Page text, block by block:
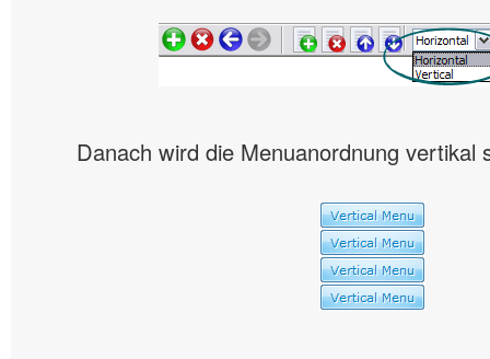
Danach wird die Menuanordnung vertikal